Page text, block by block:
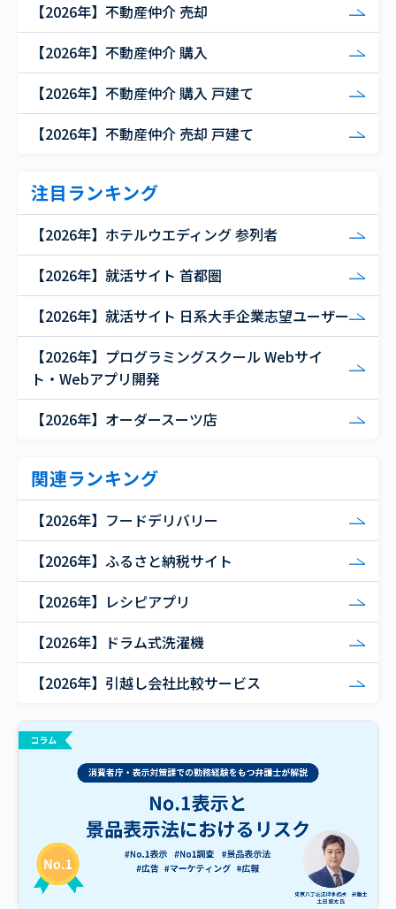
【2026年】不動産仲介 売却
【2026年】不動産仲介 購入
【2026年】不動産仲介 購入 戸建て
【2026年】不動産仲介 売却 戸建て
注目ランキング
【2026年】ホテルウエディング 参列者
【2026年】就活サイト 首都圏
【2026年】就活サイト 日系大手企業志望ユーザー
【2026年】プログラミングスクール Webサイ
ト・Webアプリ開発
【2026年】オーダースーツ店
関連ランキング
【2026年】フードデリバリー
【2026年】ふるさと納税サイト
【2026年】レシピアプリ
【2026年】ドラム式洗濯機
【2026年】引越し会社比較サービス